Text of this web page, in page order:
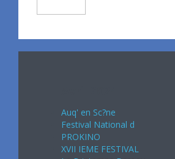
Auq' en Sc?ne
Festival National d
PROKINO
XVII IEME FESTIVAL